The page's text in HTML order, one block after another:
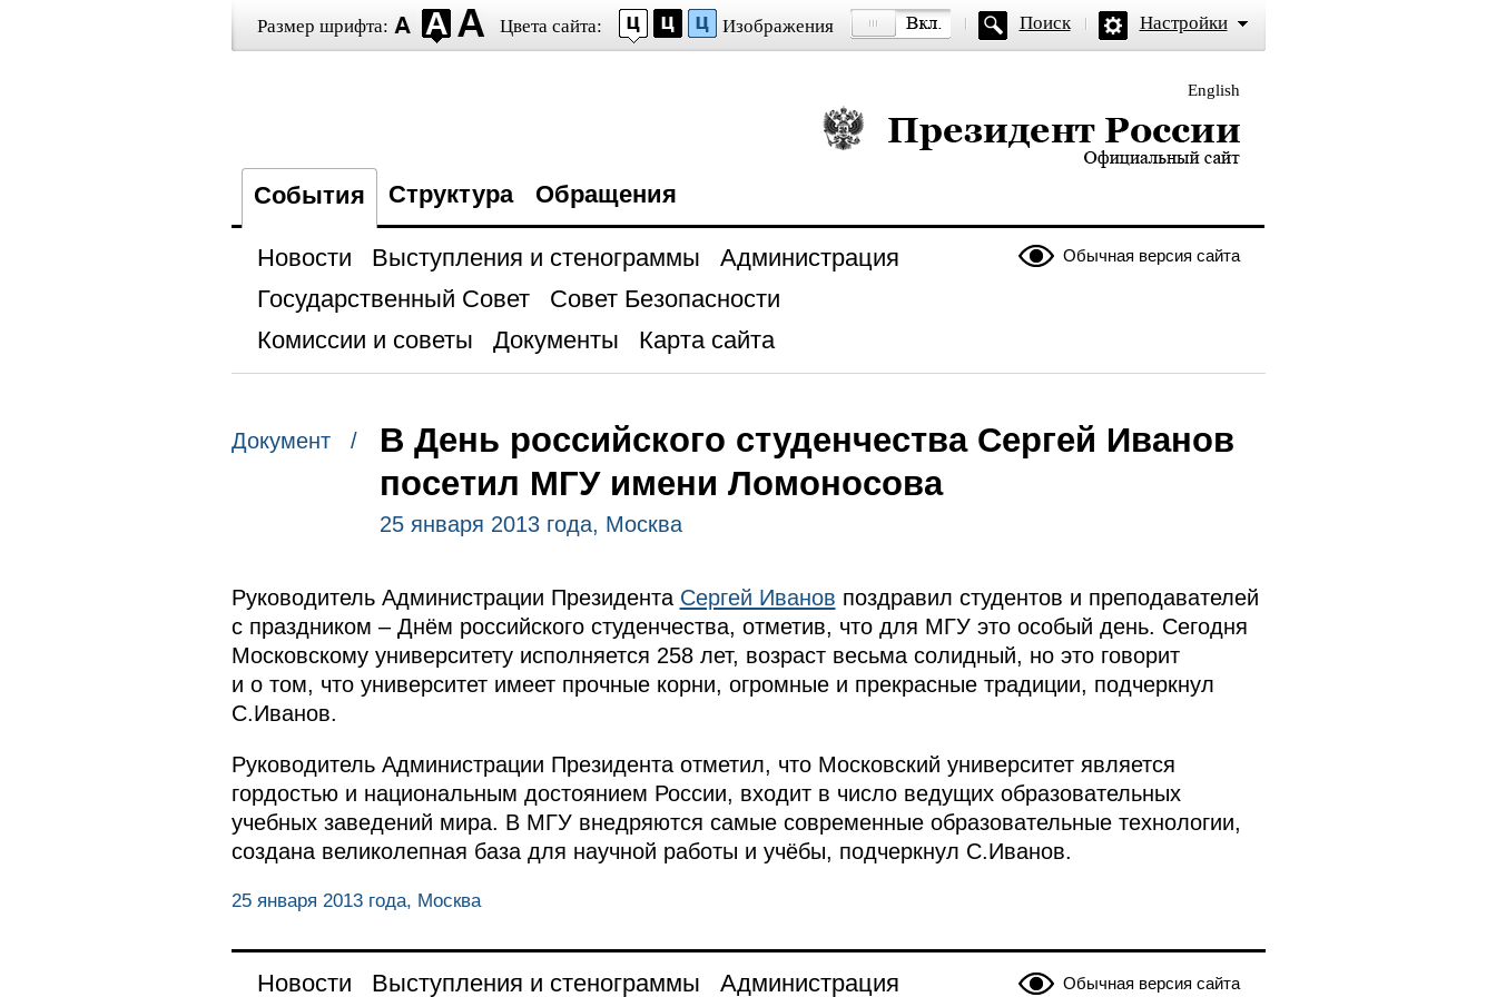
Размер шрифта: Цвета сайта: Изображения Поиск Настройки
English
Президент России — официальный сайт
События Структура Обращения
Обычная версия сайта
Новости Выступления и стенограммы
Администрация
Государственный Совет
Совет Безопасности
Комиссии и советы
Документы Карта сайта
Документ /
В День российского студенчества Сергей Иванов
посетил МГУ имени Ломоносова
25 января 2013 года, Москва
Руководитель Администрации Президента Сергей Иванов поздравил студентов и преподавателей
с праздником – Днём российского студенчества, отметив, что для МГУ это особый день. Сегодня
Московскому университету исполняется 258 лет, возраст весьма солидный, но это говорит
и о том, что университет имеет прочные корни, огромные и прекрасные традиции, подчеркнул
С.Иванов.
Руководитель Администрации Президента отметил, что Московский университет является
гордостью и национальным достоянием России, входит в число ведущих образовательных
учебных заведений мира. В МГУ внедряются самые современные образовательные технологии,
создана великолепная база для научной работы и учёбы, подчеркнул С.Иванов.
25 января 2013 года, Москва
Обычная версия сайта
Новости Выступления и стенограммы Администрация